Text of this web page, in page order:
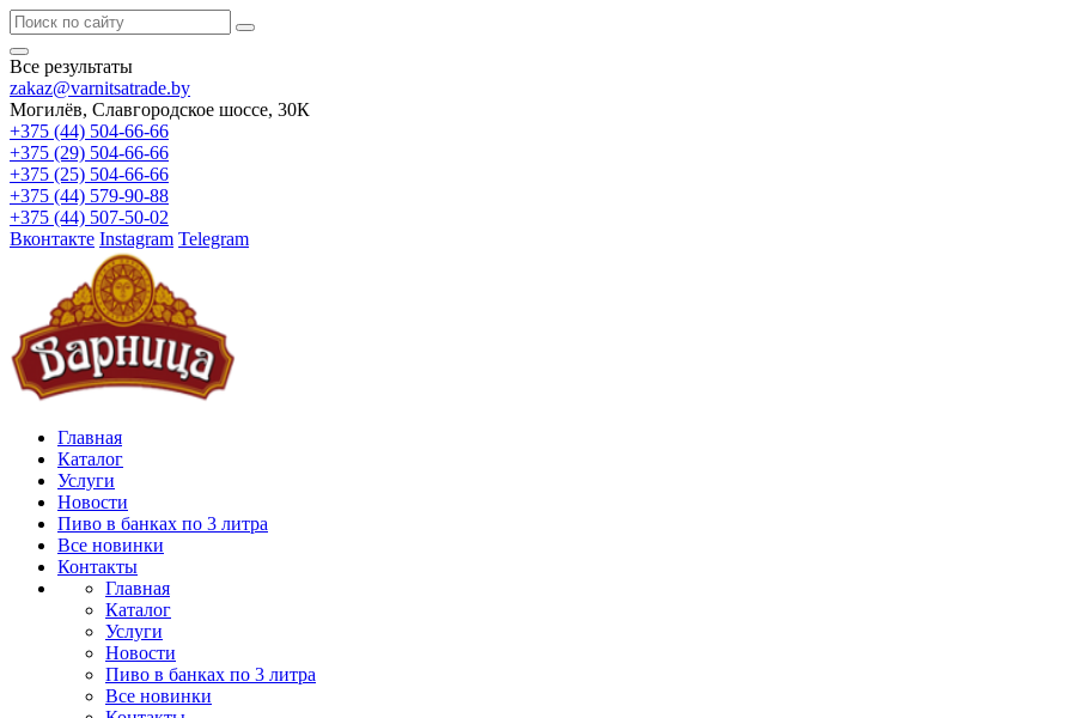
Все результаты
zakaz@varnitsatrade.by
Могилёв, Славгородское шоссе, 30К
+375 (44) 504-66-66
+375 (29) 504-66-66
+375 (25) 504-66-66
+375 (44) 579-90-88
+375 (44) 507-50-02
Вконтакте Instagram Telegram
Главная
Каталог
Услуги
Новости
Пиво в банках по 3 литра
Все новинки
Контакты
Главная
Каталог
Услуги
Новости
Пиво в банках по 3 литра
Все новинки